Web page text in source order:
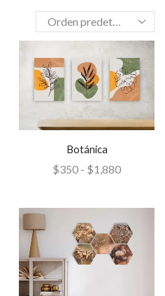
Botánica
$350 - $1,880